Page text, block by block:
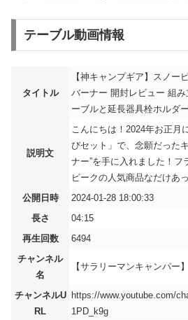
テーブル動画情報
タイトル
【神キャンプギア】スノー
バーナー 開封レビュー 組
ーブルと延長器具栓ホルダ
説明文
こんにちは！2024年お正月
びセット」で、念願だった
ナー”を手に入れました！フ
ピークの人気商品なだけあ
公開日時
2024-01-28 18:00:33
長さ
04:15
再生回数
6494
チャンネル
名
【サラリーマンキャンパー
チャンネルU
RL
https://www.youtube.com/
1PD_k9g